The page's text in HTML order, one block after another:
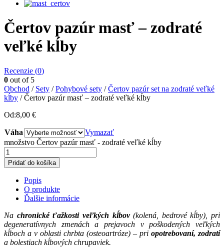
Čertov pazúr masť – zodraté
veľké kĺby
Recenzie (0)
0 out of 5
Obchod / Sety /Pohybové sety /Čertov pazúr set na zodraté veľké
kĺby / Čertov pazúr masť – zodraté veľké kĺby
Od:8,00 €
Váha
Vymazať
množstvo Čertov pazúr masť - zodraté veľké kĺby
Pridať do košíka
Popis
O produkte
Ďalšie informácie
Na chronické ťažkosti veľkých kĺbov(kolená, bedrové kĺby), pri
degeneratívnych zmenách a prejavoch v poškodených veľkých
kĺboch a v oblasti chrbta (osteoartróze) – pri opotrebovaní, zodratí
a bolestiach kĺbových chrupaviek.